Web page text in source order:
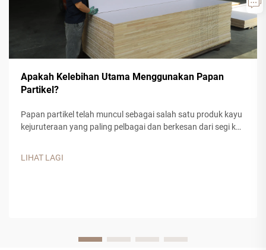
Apakah Kelebihan Utama Menggunakan Papan
Partikel?
Papan partikel telah muncul sebagai salah satu produk kayu
kejuruteraan yang paling pelbagai dan berkesan dari segi kos
LIHAT LAGI